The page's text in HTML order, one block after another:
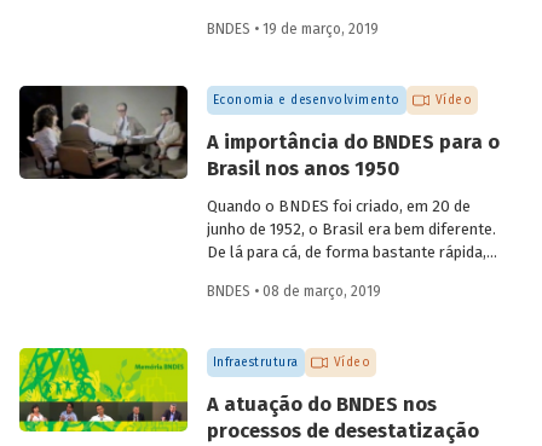
reflexões internas e disponibilizando-as
produção editorial. O economista
Fernando Pimentel Puga, em depoimento
colhido pelo programa de memória do
Banco, durante as comemorações do
aniversário de 60 anos da instituição, em
2012, compartilha sua visão quanto à
atuação institucional na produção de
estudos e linhas de pesquisa.
BNDES • 19 de março, 2019
Economia e desenvolvimento Vídeo
A importância do BNDES para o
Brasil nos anos 1950
Quando o BNDES foi criado, em 20 de
junho de 1952, o Brasil era bem diferente.
De lá para cá, de forma bastante rápida,
desencadeadas ao mesmo tempo, em
o país começou a ficar moderno. Em
vídeo, dois ex-empregados do Banco que
trajetória da instituição abordam
questões que demonstram a importância
BNDES • 08 de março, 2019
Infraestrutura Vídeo
A atuação do BNDES nos
processos de desestatização